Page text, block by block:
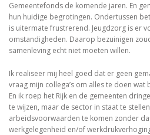
Gemeentefonds de komende jaren. En
hun huidige begrotingen. Ondertussen
is uitermate frustrerend. Jeugdzorg is er
omstandigheden. Daarop bezuinigen
samenleving echt niet moeten willen.
Ik realiseer mij heel goed dat er geen
vraag mijn collega’s om alles te doen
En ik roep het Rijk en de gemeenten
te wijzen, maar de sector in staat te
arbeidsvoorwaarden te komen zonder
werkgelegenheid en/of